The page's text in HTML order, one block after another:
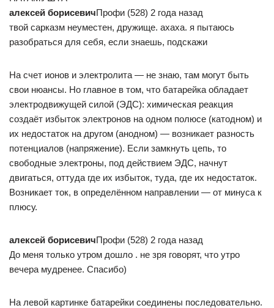
алексей борисевичПрофи (528) 2 года назад
твой сарказм неуместен, дружище. ахаха. я пытаюсь
разобраться для себя, если знаешь, подскажи
На счет ионов и электролита — не знаю, там могут быть
свои нюансы. Но главное в том, что батарейка обладает
электродвижущей силой (ЭДС): химическая реакция
создаёт избыток электронов на одном полюсе (катодном) и
их недостаток на другом (анодном) — возникает разность
потенциалов (напряжение). Если замкнуть цепь, то
свободные электроны, под действием ЭДС, начнут
двигаться, оттуда где их избыток, туда, где их недостаток.
Возникает ток, в определённом направлении — от минуса к
плюсу.
алексей борисевичПрофи (528) 2 года назад
До меня только утром дошло . не зря говорят, что утро
вечера мудренее. Спасибо)
На левой картинке батарейки соединены последовательно.